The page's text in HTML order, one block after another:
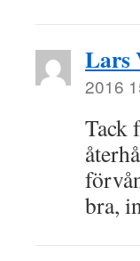
Lars
2016
Tack
bra,